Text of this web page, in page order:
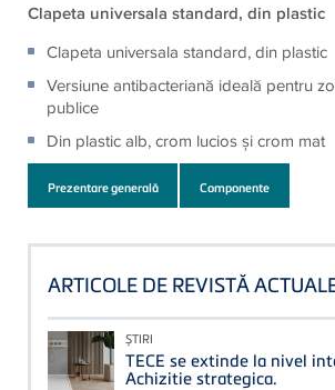
Clapeta universala standard, din plastic
Clapeta universala standard, din plastic
Versiune antibacteriană ideală pentru
publice
Din plastic alb, crom lucios şi crom mat
Prezentare generală Componente
ARTICOLE DE REVISTĂ
ȘTIRI
TECE se extinde la nivel
Achizitie strategica.